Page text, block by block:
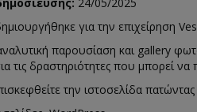
24/05/2025
για την επιχείρηση
παρουσίαση και gallery
τις δραστηριότητες που μπορεί
την ιστοσελίδα πατώντας